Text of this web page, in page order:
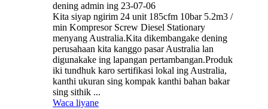
dening admin ing 23-07-06
Kita siyap ngirim 24 unit 185cfm 10bar 5.2m3 /
min Kompresor Screw Diesel Stationary
menyang Australia.Kita dikembangake dening
perusahaan kita kanggo pasar Australia lan
digunakake ing lapangan pertambangan.Produk
iki tundhuk karo sertifikasi lokal ing Australia,
kanthi ukuran sing kompak kanthi bahan bakar
sing sithik ...
Waca liyane